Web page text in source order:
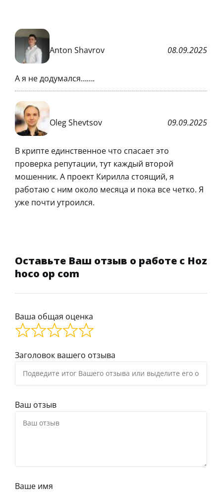
Anton Shavrov 08.09.2025
А я не додумался…….
Oleg Shevtsov 09.09.2025
В крипте единственное что спасает это
проверка репутации, тут каждый второй
мошенник. А проект Кирилла стоящий, я
работаю с ним около месяца и пока все четко. Я
уже почти утроился.
Оставьте Ваш отзыв о работе с Hoz
hoco op com
Ваша общая оценка
Заголовок вашего отзыва
Ваш отзыв
Ваше имя